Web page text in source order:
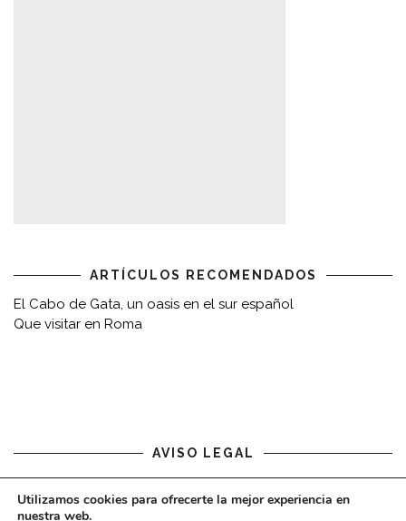
ARTÍCULOS RECOMENDADOS
El Cabo de Gata, un oasis en el sur español
Que visitar en Roma
AVISO LEGAL
Aviso legal
Utilizamos cookies para ofrecerte la mejor experiencia en
nuestra web.